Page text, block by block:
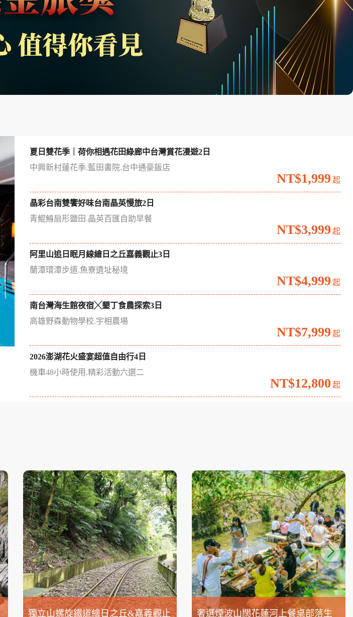
夏日雙花季｜荷你相遇花田綠廊中台灣賞花漫遊2日
中興新村蓮花季.藍田書院.台中通豪飯店
NT$1,999 起
晶彩台南雙饗好味台南晶英慢旅2日
青鯤鯓扇形鹽田.晶英百匯自助早餐
NT$3,999 起
阿里山追日眠月線繪日之丘嘉義觀止3日
蘭潭環潭步道.魚寮遺址秘境
NT$4,999 起
南台灣海生館夜宿╳墾丁食農探索3日
高雄野森動物學校.宇相農場
NT$7,999 起
2026澎湖花火盛宴超值自由行4日
機車48小時使用.精彩活動六選二
NT$12,800 起
獨立山螺旋鐵道繪日之丘&嘉義觀止 奢選煙波山闊花蓮河上餐桌部落生